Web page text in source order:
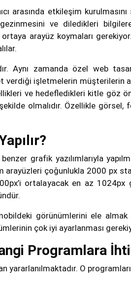
arasında etkileşim
ve diledikleri bilgilere
ortaya arayüz koymaları
Aynı zamanda özel web
işletmelerin müşterilerin
ve hedefledikleri kitle göz
olmalıdır. Özellikle
grafik yazılımlarıyla
arayüzleri çoğunlukla 2000 px
ortalayacak en az
görünümlerini ele
çok iyi ayarlanması
Programlara
yararlanılmaktadır. O